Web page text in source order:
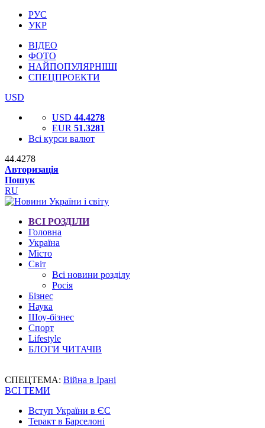
РУС
УКР
ВІДЕО
ФОТО
НАЙПОПУЛЯРНІШІ
СПЕЦПРОЕКТИ
USD
USD 44.4278
EUR 51.3281
Всі курси валют
44.4278
Авторизація
Пошук
RU
ВСІ РОЗДІЛИ
Головна
Україна
Місто
Світ
Всі новини розділу
Росія
Бізнес
Наука
Шоу-бізнес
Спорт
Lifestyle
БЛОГИ ЧИТАЧІВ
СПЕЦТЕМА: Війна в Ірані
ВСІ ТЕМИ
Вступ України в ЄС
Теракт в Барселоні